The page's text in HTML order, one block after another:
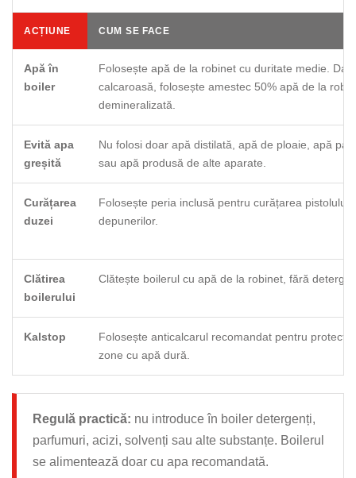
ACȚIUNE CUM SE FACE
Apă în
boiler
Folosește apă de la robinet cu duritate medie.
calcaroasă, folosește amestec 50% apă de la
demineralizată.
Evită apa
greșită
Nu folosi doar apă distilată, apă de ploaie, apă
sau apă produsă de alte aparate.
Curățarea
duzei
Folosește peria inclusă pentru curățarea pistolului
depunerilor.
Clătirea
boilerului
Clătește boilerul cu apă de la robinet, fără
Kalstop
Folosește anticalcarul recomandat pentru
zone cu apă dură.
Regulă practică: nu introduce în boiler detergenți,
parfumuri, acizi, solvenți sau alte substanțe. Boilerul
se alimentează doar cu apa recomandată.